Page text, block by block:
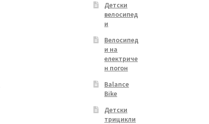
Детски
велосипед
и
Велосипед
и на
електриче
н погон
Balance
Bike
Детски
трицикли